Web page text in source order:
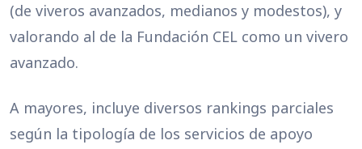
(de viveros avanzados, medianos y modestos), y
valorando al de la Fundación CEL como un vivero
avanzado.
A mayores, incluye diversos rankings parciales
según la tipología de los servicios de apoyo